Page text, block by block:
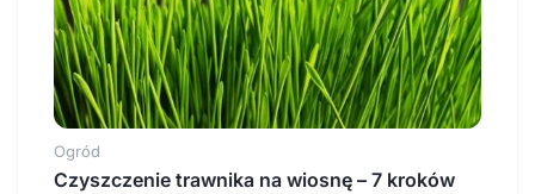
Ogród
Czyszczenie trawnika na wiosnę – 7 kroków